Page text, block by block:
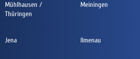
Mühlhausen /
Thüringen
Meiningen
Jena Ilmenau